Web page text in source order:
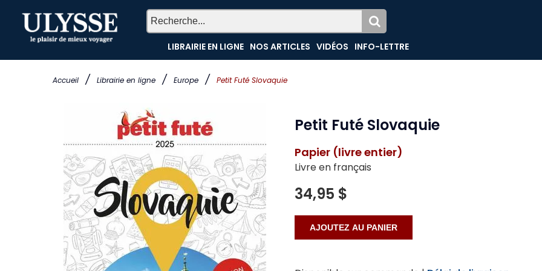
Accueil / Librairie en ligne / Europe / Petit Futé Slovaquie
LIBRAIRIE EN LIGNE NOS ARTICLES VIDÉOS INFO-LETTRE
Petit Futé Slovaquie
Papier (livre entier)
Livre en français
34,95 $